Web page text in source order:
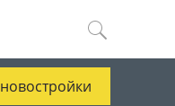
новостройки